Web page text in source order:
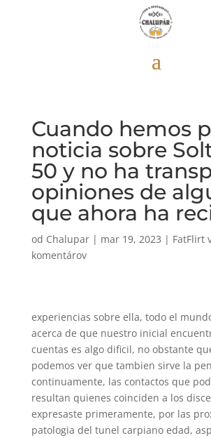
Cuando hemos
noticia sobre
50 y no ha
opiniones de
que ahora ha
od Chalupar| mar 19, 2023 | FatFlirt
komentárov
experiencias sobre ella, todo el
acerca de que nuestro inicial
cuentas es algo dificil, no obstante
podemos ver que tambien sirve la
continuamente, las contactos que
resultan quienes coinciden a los
expresaste primeramente, por las
patologi­a del tunel carpiano edad,